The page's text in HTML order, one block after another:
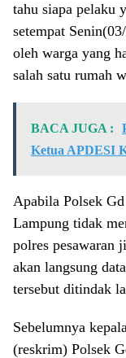
tahu siapa pelaku
setempat
oleh warga yang
salah satu rumah
BACA JUGA :
Ketua APDESI
Apabila Polsek
Lampung tidak
polres pesawaran
akan langsung
tersebut ditindak
Sebelumnya
(reskrim) Polsek